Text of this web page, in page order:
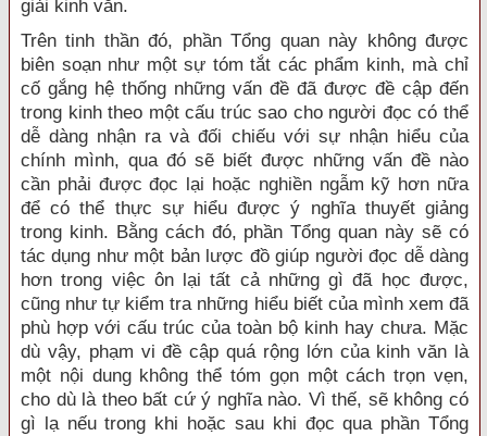
giải kinh văn.
Trên tinh thần đó, phần Tổng quan này không được
biên soạn như một sự tóm tắt các phẩm kinh, mà chỉ
cố gắng hệ thống những vấn đề đã được đề cập đến
trong kinh theo một cấu trúc sao cho người đọc có thể
dễ dàng nhận ra và đối chiếu với sự nhận hiểu của
chính mình, qua đó sẽ biết được những vấn đề nào
cần phải được đọc lại hoặc nghiền ngẫm kỹ hơn nữa
để có thể thực sự hiểu được ý nghĩa thuyết giảng
trong kinh. Bằng cách đó, phần Tổng quan này sẽ có
tác dụng như một bản lược đồ giúp người đọc dễ dàng
hơn trong việc ôn lại tất cả những gì đã học được,
cũng như tự kiểm tra những hiểu biết của mình xem đã
phù hợp với cấu trúc của toàn bộ kinh hay chưa. Mặc
dù vậy, phạm vi đề cập quá rộng lớn của kinh văn là
một nội dung không thể tóm gọn một cách trọn vẹn,
cho dù là theo bất cứ ý nghĩa nào. Vì thế, sẽ không có
gì lạ nếu trong khi hoặc sau khi đọc qua phần Tổng